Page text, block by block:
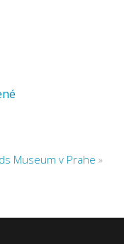
Museum v Prahe »